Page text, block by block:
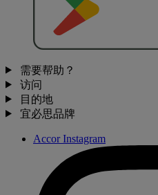
需要帮助？
访问
目的地
宜必思品牌
Accor Instagram